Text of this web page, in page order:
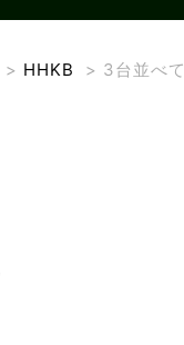
> HHKB > 3台並べ